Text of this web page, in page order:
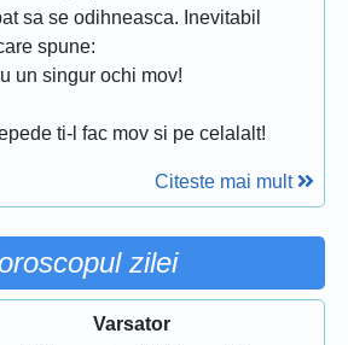
sa se odihneasca. Inevitabil
spune:
un singur ochi mov!
ti-l fac mov si pe celalalt!
Citeste mai mult
zilei
Varsator